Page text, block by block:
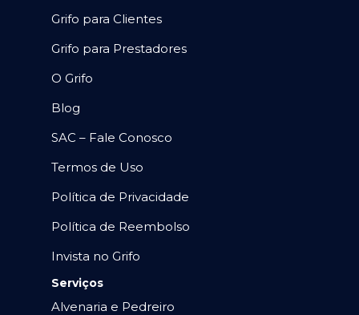
Grifo para Clientes
Grifo para Prestadores
O Grifo
Blog
SAC – Fale Conosco
Termos de Uso
Política de Privacidade
Política de Reembolso
Invista no Grifo
Serviços
Alvenaria e Pedreiro